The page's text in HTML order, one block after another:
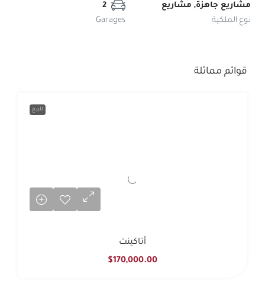
مشاريع جاهزة, مشاريع
نوع الملكية
2
Garages
قوائم مماثلة
للبيع
أتاكينت
$170,000.00